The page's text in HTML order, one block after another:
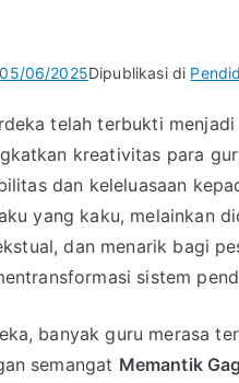
05/06/2025Dipublikasi di
telah terbukti
kreativitas para
dan keleluasaan
yang kaku, melainkan
dan menarik bagi
sistem
banyak guru merasa
semangat Memantik